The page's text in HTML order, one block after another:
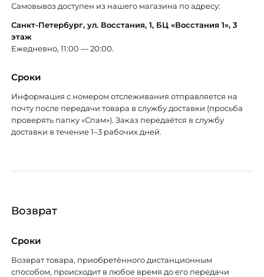
Самовывоз доступен из нашего магазина по адресу:
Санкт-Петербург, ул. Восстания, 1, БЦ «Восстания 1», 3
этаж
Ежедневно, 11:00 — 20:00.
Сроки
Информация с номером отслеживания отправляется на
почту после передачи товара в службу доставки (просьба
проверять папку «Спам»). Заказ передаётся в службу
доставки в течение 1–3 рабочих дней.
Возврат
Сроки
Возврат товара, приобретённого дистанционным
способом, происходит в любое время до его передачи